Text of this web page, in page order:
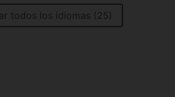
todos los idiomas (25)